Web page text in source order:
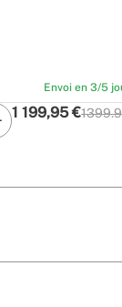
Envoi en 3/5
1 199,95 €P.V.P